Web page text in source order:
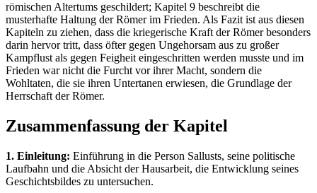
römischen Altertums geschildert; Kapitel 9 beschreibt die
musterhafte Haltung der Römer im Frieden. Als Fazit ist aus diesen
Kapiteln zu ziehen, dass die kriegerische Kraft der Römer besonders
darin hervor tritt, dass öfter gegen Ungehorsam aus zu großer
Kampflust als gegen Feigheit eingeschritten werden musste und im
Frieden war nicht die Furcht vor ihrer Macht, sondern die
Wohltaten, die sie ihren Untertanen erwiesen, die Grundlage der
Herrschaft der Römer.
Zusammenfassung der Kapitel
1. Einleitung: Einführung in die Person Sallusts, seine politische
Laufbahn und die Absicht der Hausarbeit, die Entwicklung seines
Geschichtsbildes zu untersuchen.